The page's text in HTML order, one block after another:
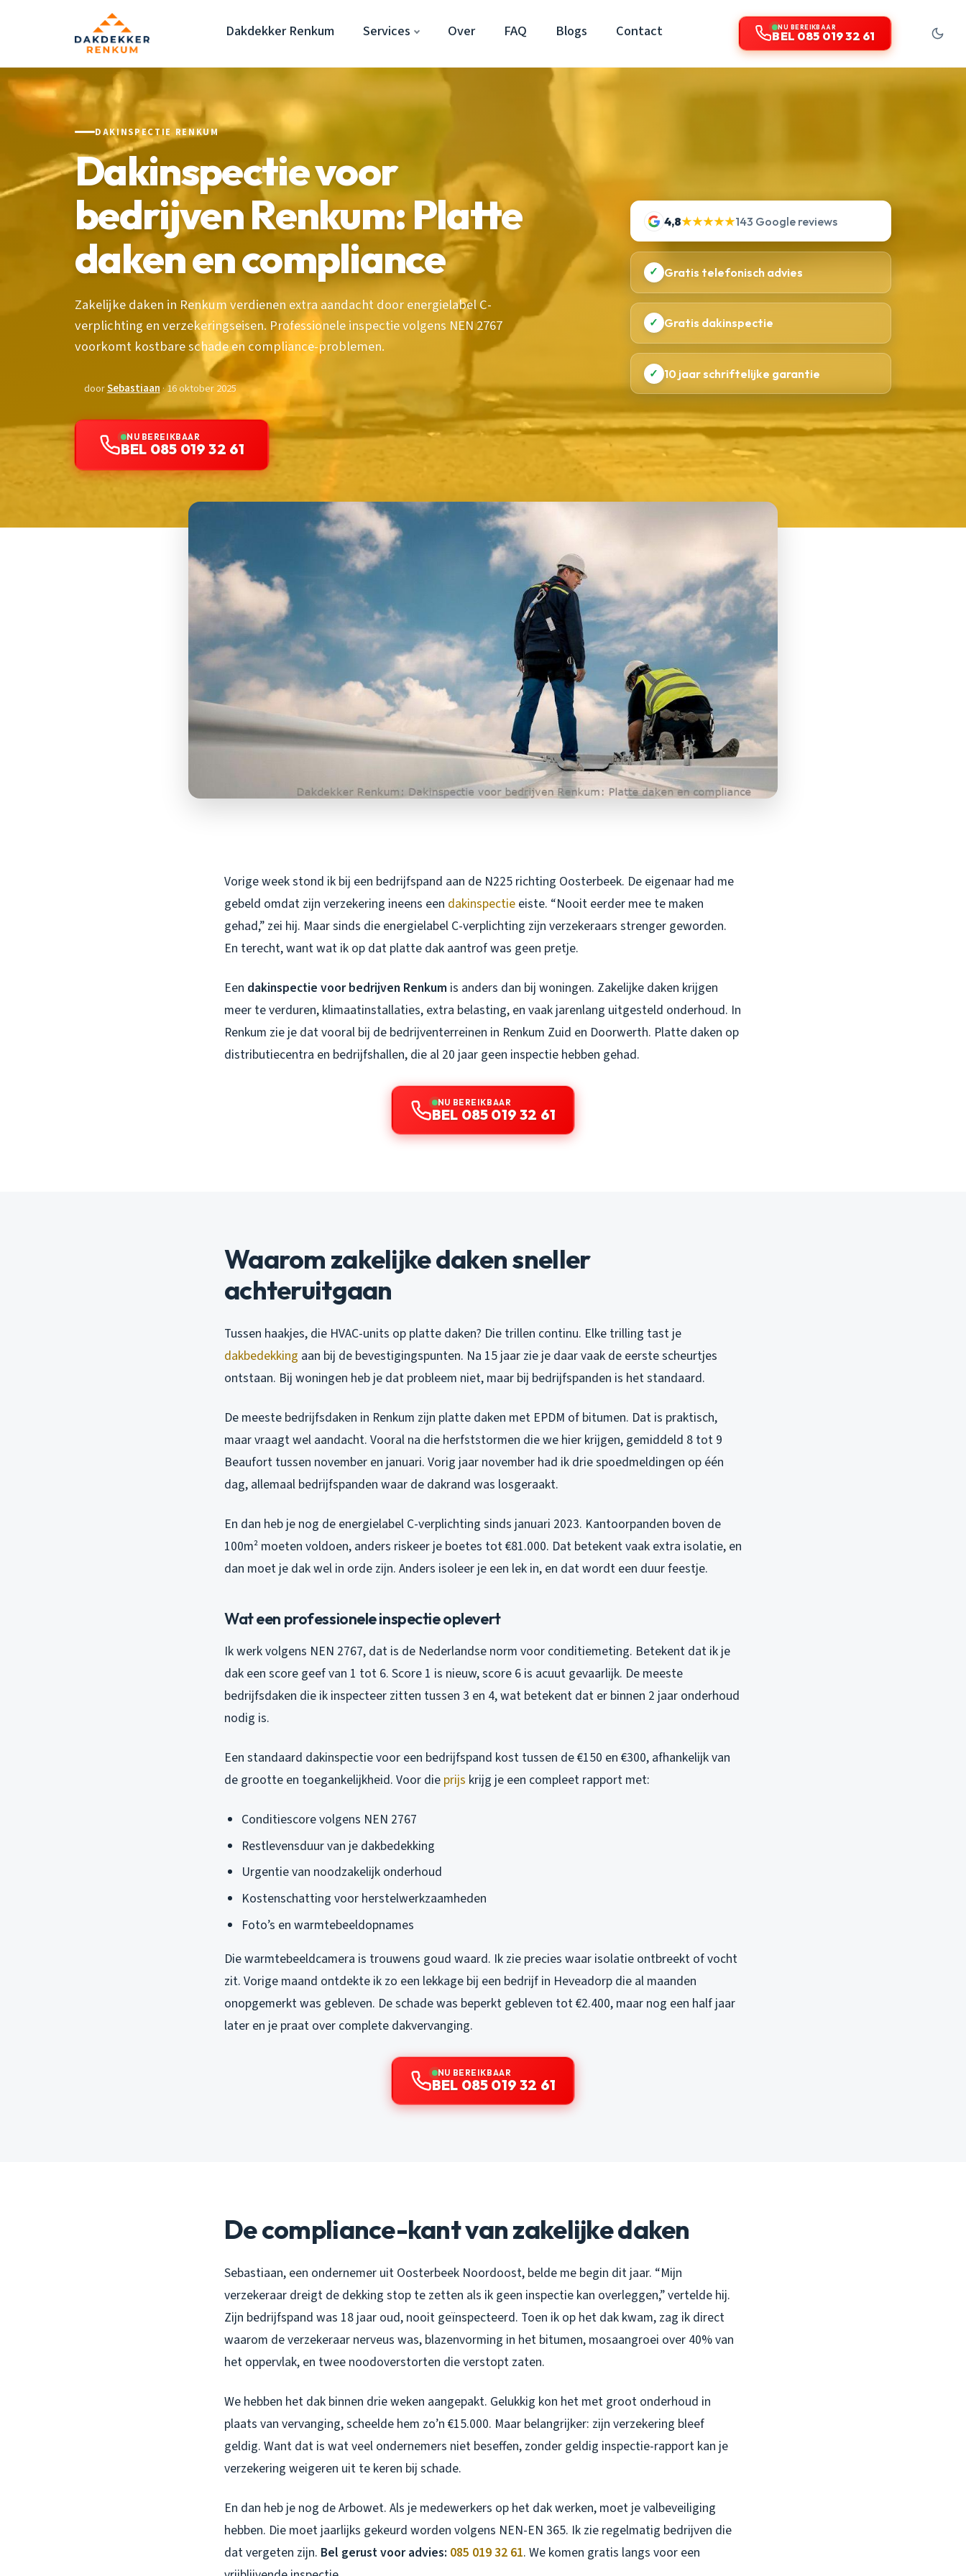
Dakdekker Renkum Services Over FAQ Blogs Contact NU BEREIKBAAR
BEL 085 019 32 61
DAKINSPECTIE RENKUM
Dakinspectie voor
bedrijven Renkum: Platte
daken en compliance
Zakelijke daken in Renkum verdienen extra aandacht door energielabel C-
verplichting en verzekeringseisen. Professionele inspectie volgens NEN 2767
voorkomt kostbare schade en compliance-problemen.
doorSebastiaan· 16 oktober 2025
NU BEREIKBAAR
BEL 085 019 32 61
4,8★★★★★143 Google reviews
✓ Gratis telefonisch advies
✓ Gratis dakinspectie
✓ 10 jaar schriftelijke garantie
Vorige week stond ik bij een bedrijfspand aan de N225 richting Oosterbeek. De eigenaar had me
gebeld omdat zijn verzekering ineens een dakinspectie eiste. “Nooit eerder mee te maken
gehad,” zei hij. Maar sinds die energielabel C-verplichting zijn verzekeraars strenger geworden.
En terecht, want wat ik op dat platte dak aantrof was geen pretje.
Een dakinspectie voor bedrijven Renkum is anders dan bij woningen. Zakelijke daken krijgen
meer te verduren, klimaatinstallaties, extra belasting, en vaak jarenlang uitgesteld onderhoud. In
Renkum zie je dat vooral bij de bedrijventerreinen in Renkum Zuid en Doorwerth. Platte daken op
distributiecentra en bedrijfshallen, die al 20 jaar geen inspectie hebben gehad.
NU BEREIKBAAR
BEL 085 019 32 61
Waarom zakelijke daken sneller
achteruitgaan
Tussen haakjes, die HVAC-units op platte daken? Die trillen continu. Elke trilling tast je
dakbedekking aan bij de bevestigingspunten. Na 15 jaar zie je daar vaak de eerste scheurtjes
ontstaan. Bij woningen heb je dat probleem niet, maar bij bedrijfspanden is het standaard.
De meeste bedrijfsdaken in Renkum zijn platte daken met EPDM of bitumen. Dat is praktisch,
maar vraagt wel aandacht. Vooral na die herfststormen die we hier krijgen, gemiddeld 8 tot 9
Beaufort tussen november en januari. Vorig jaar november had ik drie spoedmeldingen op één
dag, allemaal bedrijfspanden waar de dakrand was losgeraakt.
En dan heb je nog de energielabel C-verplichting sinds januari 2023. Kantoorpanden boven de
100m² moeten voldoen, anders riskeer je boetes tot €81.000. Dat betekent vaak extra isolatie, en
dan moet je dak wel in orde zijn. Anders isoleer je een lek in, en dat wordt een duur feestje.
Wat een professionele inspectie oplevert
Ik werk volgens NEN 2767, dat is de Nederlandse norm voor conditiemeting. Betekent dat ik je
dak een score geef van 1 tot 6. Score 1 is nieuw, score 6 is acuut gevaarlijk. De meeste
bedrijfsdaken die ik inspecteer zitten tussen 3 en 4, wat betekent dat er binnen 2 jaar onderhoud
nodig is.
Een standaard dakinspectie voor een bedrijfspand kost tussen de €150 en €300, afhankelijk van
de grootte en toegankelijkheid. Voor die prijs krijg je een compleet rapport met:
Conditiescore volgens NEN 2767
Restlevensduur van je dakbedekking
Urgentie van noodzakelijk onderhoud
Kostenschatting voor herstelwerkzaamheden
Foto’s en warmtebeeldopnames
Die warmtebeeldcamera is trouwens goud waard. Ik zie precies waar isolatie ontbreekt of vocht
zit. Vorige maand ontdekte ik zo een lekkage bij een bedrijf in Heveadorp die al maanden
onopgemerkt was gebleven. De schade was beperkt gebleven tot €2.400, maar nog een half jaar
later en je praat over complete dakvervanging.
NU BEREIKBAAR
BEL 085 019 32 61
De compliance-kant van zakelijke daken
Sebastiaan, een ondernemer uit Oosterbeek Noordoost, belde me begin dit jaar. “Mijn
verzekeraar dreigt de dekking stop te zetten als ik geen inspectie kan overleggen,” vertelde hij.
Zijn bedrijfspand was 18 jaar oud, nooit geïnspecteerd. Toen ik op het dak kwam, zag ik direct
waarom de verzekeraar nerveus was, blazenvorming in het bitumen, mosaangroei over 40% van
het oppervlak, en twee noodoverstorten die verstopt zaten.
We hebben het dak binnen drie weken aangepakt. Gelukkig kon het met groot onderhoud in
plaats van vervanging, scheelde hem zo’n €15.000. Maar belangrijker: zijn verzekering bleef
geldig. Want dat is wat veel ondernemers niet beseffen, zonder geldig inspectie-rapport kan je
verzekering weigeren uit te keren bij schade.
En dan heb je nog de Arbowet. Als je medewerkers op het dak werken, moet je valbeveiliging
hebben. Die moet jaarlijks gekeurd worden volgens NEN-EN 365. Ik zie regelmatig bedrijven die
dat vergeten zijn. Bel gerust voor advies: 085 019 32 61. We komen gratis langs voor een